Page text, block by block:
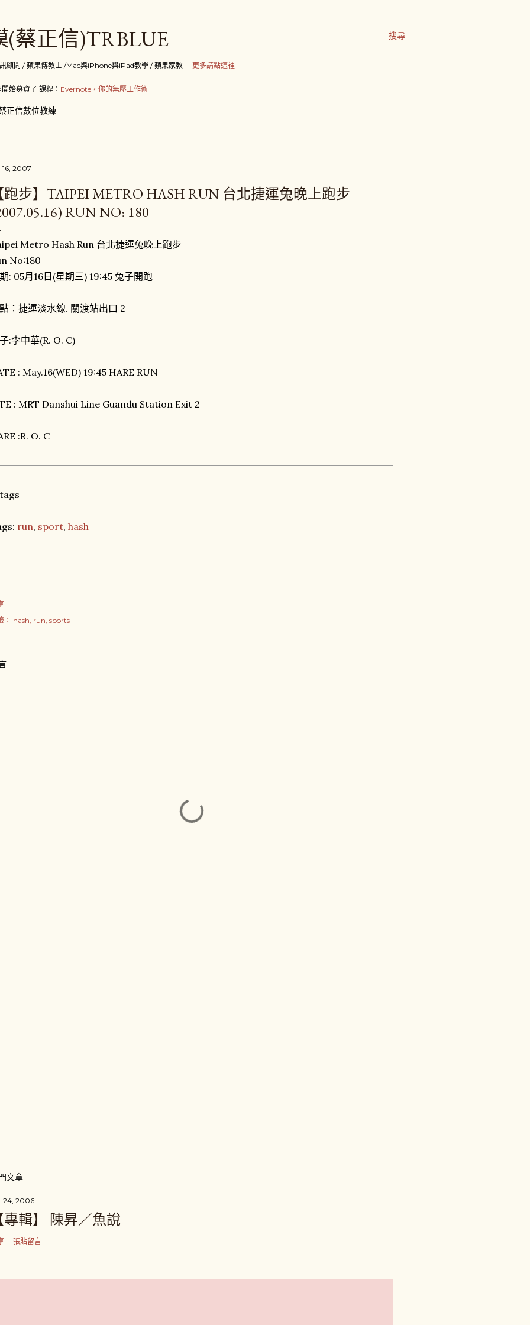
搜尋
(蔡正信)TRBLUE
顧問 / 蘋果傳教士 /Mac與iPhone與iPad教學 / 蘋果家教 -- 更多請點這裡
始募資了 課程： Evernote，你的無壓工作術
正信數位教練
16, 2007
跑步】TAIPEI METRO HASH RUN 台北捷運兔晚上跑步
RUN NO: 180
Metro Hash Run 台北捷運兔晚上跑步
No:180
: 05月16日(星期三) 19:45 兔子開跑
：捷運淡水線. 關渡站出口 2
:李中華(R. O. C)
: May.16(WED) 19:45 HARE RUN
: MRT Danshui Line Guandu Station Exit 2
:R. O. C
run, sport, hash
： hash run sports
文章
24, 2006
專輯】 陳昇／魚說
張貼留言